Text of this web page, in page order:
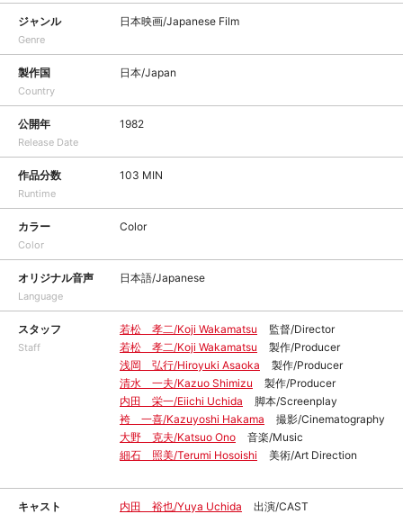
ジャンル
Genre
日本映画/Japanese Film
製作国
Country
日本/Japan
公開年
Release Date
1982
作品分数
Runtime
103 MIN
カラー
Color
Color
オリジナル音声
Language
日本語/Japanese
スタッフ
Staff
若松 孝二/Koji Wakamatsu
監督/Director
若松 孝二/Koji Wakamatsu
製作/Producer
浅岡 弘行/Hiroyuki Asaoka
製作/Producer
清水 一夫/Kazuo Shimizu
製作/Producer
内田 栄一/Eiichi Uchida
脚本/Screenplay
袴 一喜/Kazuyoshi Hakama
撮影/Cinematography
大野 克夫/Katsuo Ono
音楽/Music
細石 照美/Terumi Hosoishi
美術/Art Direction
キャスト 内田 裕也/Yuya Uchida
出演/CAST